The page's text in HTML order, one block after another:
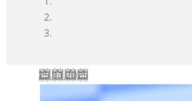
25.11.2025